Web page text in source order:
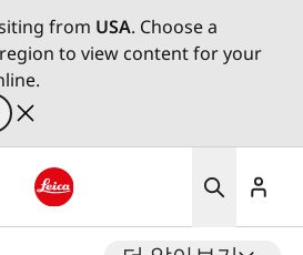
from USA. Choose a
to view content for your